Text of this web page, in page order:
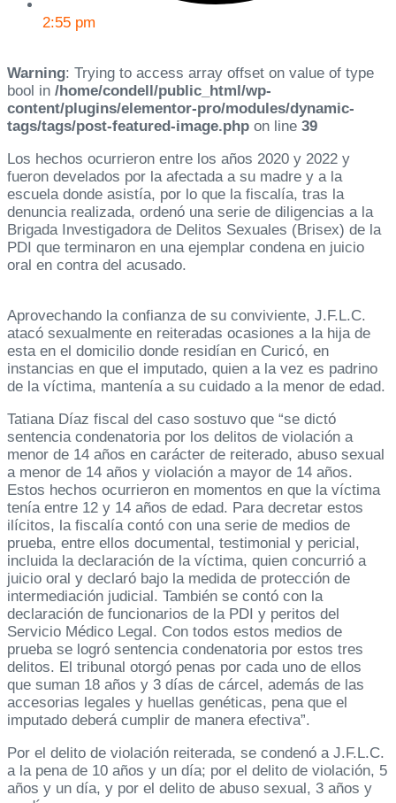
2:55 pm
Warning: Trying to access array offset on value of type
bool in /home/condell/public_html/wp-
content/plugins/elementor-pro/modules/dynamic-
tags/tags/post-featured-image.php on line 39
Los hechos ocurrieron entre los años 2020 y 2022 y
fueron develados por la afectada a su madre y a la
escuela donde asistía, por lo que la fiscalía, tras la
denuncia realizada, ordenó una serie de diligencias a la
Brigada Investigadora de Delitos Sexuales (Brisex) de la
PDI que terminaron en una ejemplar condena en juicio
oral en contra del acusado.
Aprovechando la confianza de su conviviente, J.F.L.C.
atacó sexualmente en reiteradas ocasiones a la hija de
esta en el domicilio donde residían en Curicó, en
instancias en que el imputado, quien a la vez es padrino
de la víctima, mantenía a su cuidado a la menor de edad.
Tatiana Díaz fiscal del caso sostuvo que “se dictó
sentencia condenatoria por los delitos de violación a
menor de 14 años en carácter de reiterado, abuso sexual
a menor de 14 años y violación a mayor de 14 años.
Estos hechos ocurrieron en momentos en que la víctima
tenía entre 12 y 14 años de edad. Para decretar estos
ilícitos, la fiscalía contó con una serie de medios de
prueba, entre ellos documental, testimonial y pericial,
incluida la declaración de la víctima, quien concurrió a
juicio oral y declaró bajo la medida de protección de
intermediación judicial. También se contó con la
declaración de funcionarios de la PDI y peritos del
Servicio Médico Legal. Con todos estos medios de
prueba se logró sentencia condenatoria por estos tres
delitos. El tribunal otorgó penas por cada uno de ellos
que suman 18 años y 3 días de cárcel, además de las
accesorias legales y huellas genéticas, pena que el
imputado deberá cumplir de manera efectiva”.
Por el delito de violación reiterada, se condenó a J.F.L.C.
a la pena de 10 años y un día; por el delito de violación, 5
años y un día, y por el delito de abuso sexual, 3 años y